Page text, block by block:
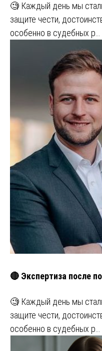
🧐 Каждый день мы
защите чести,
особенно в судебных р…
🔴 Экспертиза после
🧐 Каждый день мы
защите чести,
особенно в судебных р…